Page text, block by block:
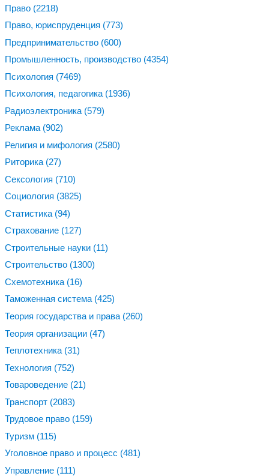
Право (2218)
Право, юриспруденция (773)
Предпринимательство (600)
Промышленность, производство (4354)
Психология (7469)
Психология, педагогика (1936)
Радиоэлектроника (579)
Реклама (902)
Религия и мифология (2580)
Риторика (27)
Сексология (710)
Социология (3825)
Статистика (94)
Страхование (127)
Строительные науки (11)
Строительство (1300)
Схемотехника (16)
Таможенная система (425)
Теория государства и права (260)
Теория организации (47)
Теплотехника (31)
Технология (752)
Товароведение (21)
Транспорт (2083)
Трудовое право (159)
Туризм (115)
Уголовное право и процесс (481)
Управление (111)